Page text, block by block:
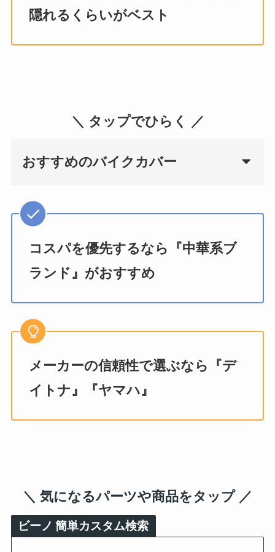
隠れるくらいがベスト
＼ タップでひらく ／
おすすめのバイクカバー
コスパを優先するなら『中華系ブ
ランド』がおすすめ
メーカーの信頼性で選ぶなら『デ
イトナ』『ヤマハ』
＼ 気になるパーツや商品をタップ ／
ビーノ 簡単カスタム検索